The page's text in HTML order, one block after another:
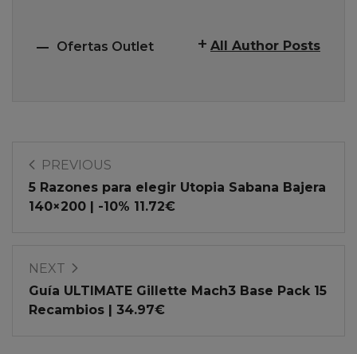
Ofertas Outlet All Author Posts
PREVIOUS
5 Razones para elegir Utopia Sabana Bajera
140×200 | -10% 11.72€
NEXT
Guía ULTIMATE Gillette Mach3 Base Pack 15
Recambios | 34.97€